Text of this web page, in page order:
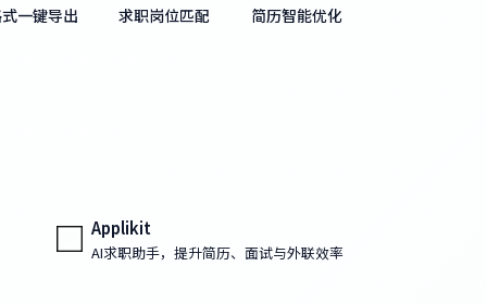
一键导出 求职岗位匹配 简历智能优化
Applikit
AI求职助手，提升简历、面试与外联效率